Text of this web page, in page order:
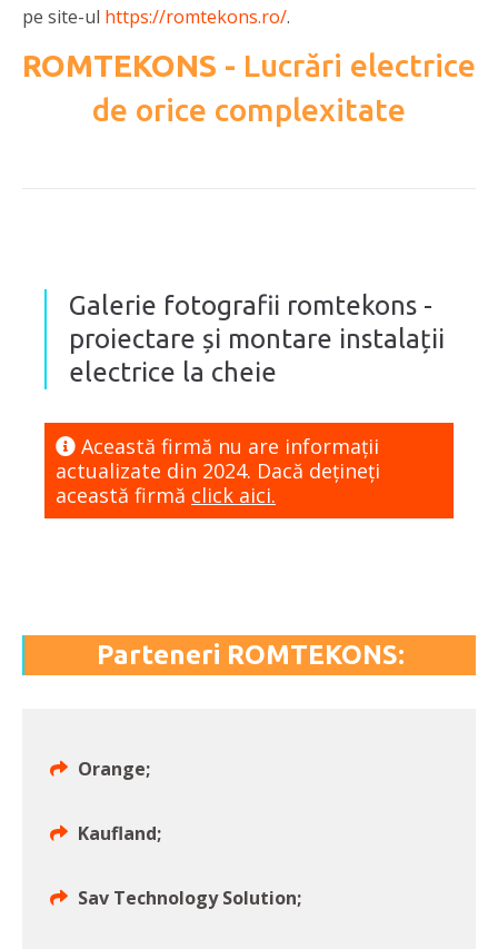
pe site-ul https://romtekons.ro/.
ROMTEKONS - Lucrări electrice
de orice complexitate
Galerie fotografii romtekons -
proiectare și montare instalații
electrice la cheie
Această firmă nu are informaţii
actualizate din 2024. Dacă dețineți
această firmă click aici.
Parteneri ROMTEKONS:
Orange;
Kaufland;
Sav Technology Solution;